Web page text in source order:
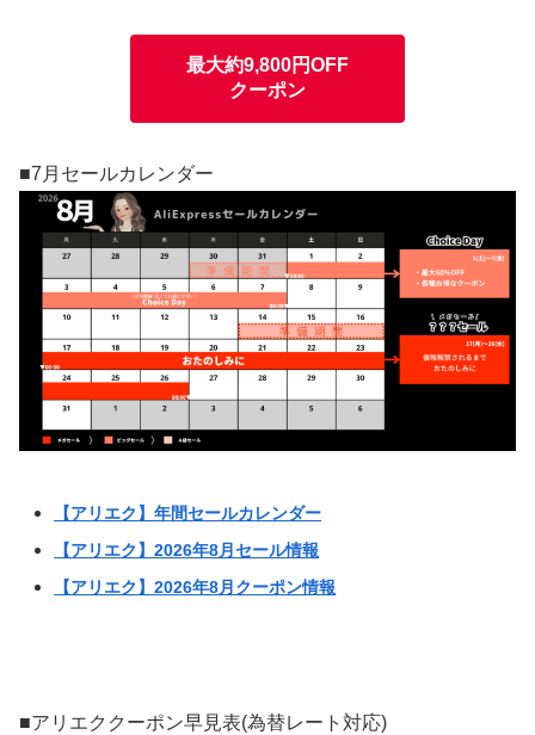
最大約9,800円OFF
クーポン
■7月セールカレンダー
【アリエク】年間セールカレンダー
【アリエク】2026年8月セール情報
【アリエク】2026年8月クーポン情報
■アリエククーポン早見表(為替レート対応)